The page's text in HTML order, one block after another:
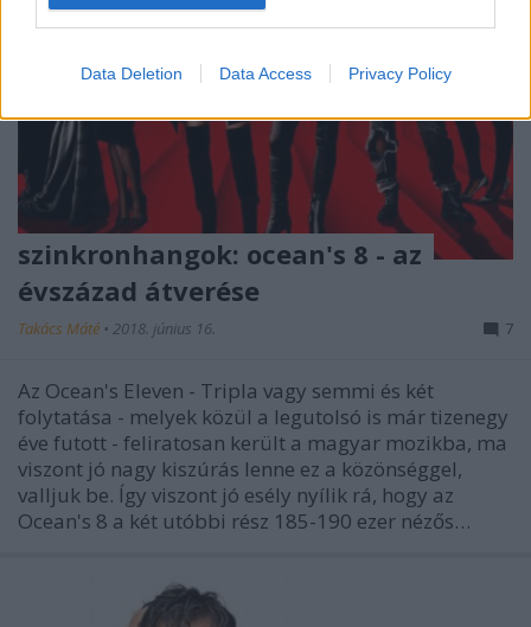
Data Deletion Data Access Privacy Policy
szinkronhangok: ocean's 8 - az
évszázad átverése
Takács Máté • 2018. június 16. 7
Az Ocean's Eleven - Tripla vagy semmi és két
folytatása - melyek közül a legutolsó is már tizenegy
éve futott - feliratosan került a magyar mozikba, ma
viszont jó nagy kiszúrás lenne ez a közönséggel,
valljuk be. Így viszont jó esély nyílik rá, hogy az
Ocean's 8 a két utóbbi rész 185-190 ezer nézős…